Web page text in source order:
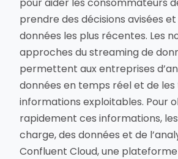
prendre des décisions avisées
données les plus récentes. Les
approches du streaming de
permettent aux entreprises
données en temps réel et de
informations exploitables. Pour
rapidement ces informations,
charge, des données et de
Confluent Cloud, une